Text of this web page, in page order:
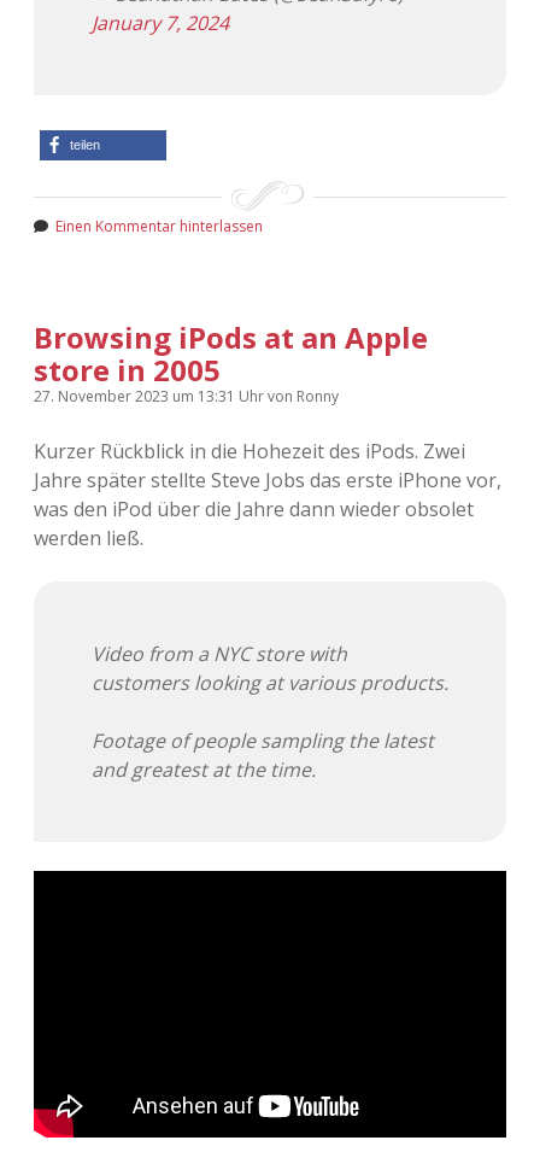
January 7, 2024
teilen
Einen Kommentar hinterlassen
Browsing iPods at an Apple
store in 2005
27. November 2023 um 13:31 Uhrvon Ronny
Kurzer Rückblick in die Hohezeit des iPods. Zwei
Jahre später stellte Steve Jobs das erste iPhone vor,
was den iPod über die Jahre dann wieder obsolet
werden ließ.
Video from a NYC store with
customers looking at various products.
Footage of people sampling the latest
and greatest at the time.